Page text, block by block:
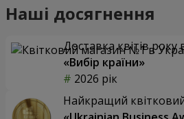
Наші досягнення
Доставка квітів року
«Вибір країни»
2026 рік
Найкращий